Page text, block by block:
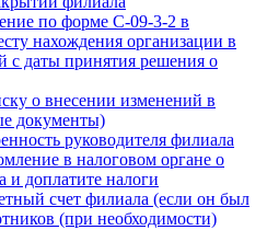
по форме С-09-3-2 в
нахождения организации в
с даты принятия решения о
о внесении изменений в
документы)
руководителя филиала
в налоговом органе о
и доплатите налоги
счет филиала (если он был
(при необходимости)